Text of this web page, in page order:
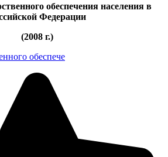
обеспечения населения в
Федерации
(2008 г.)
обеспече